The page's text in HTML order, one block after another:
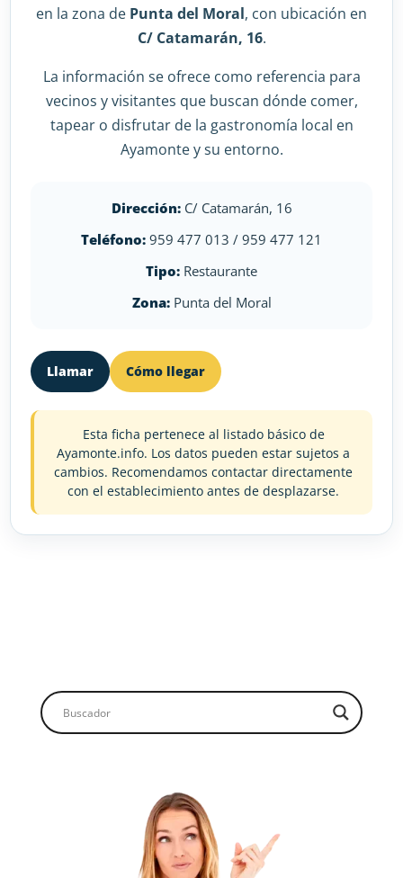
en la zona de Punta del Moral, con ubicación en
C/ Catamarán, 16.
La información se ofrece como referencia para
vecinos y visitantes que buscan dónde comer,
tapear o disfrutar de la gastronomía local en
Ayamonte y su entorno.
Dirección:C/ Catamarán, 16
Teléfono: 959 477 013 / 959 477 121
Tipo: Restaurante
Zona:Punta del Moral
Llamar Cómo llegar
Esta ficha pertenece al listado básico de
Ayamonte.info. Los datos pueden estar sujetos a
cambios. Recomendamos contactar directamente
con el establecimiento antes de desplazarse.